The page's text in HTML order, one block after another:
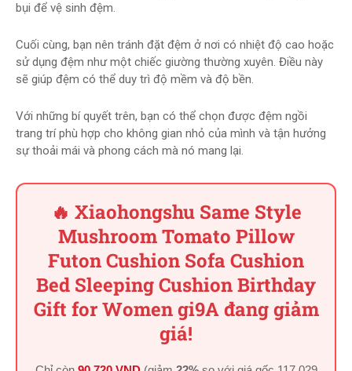
bụi để vệ sinh đệm.
Cuối cùng, bạn nên tránh đặt đệm ở nơi có nhiệt độ cao hoặc
sử dụng đệm như một chiếc giường thường xuyên. Điều này
sẽ giúp đệm có thể duy trì độ mềm và độ bền.
Với những bí quyết trên, bạn có thể chọn được đệm ngồi
trang trí phù hợp cho không gian nhỏ của mình và tận hưởng
sự thoải mái và phong cách mà nó mang lại.
🔥 Xiaohongshu Same Style
Mushroom Tomato Pillow
Futon Cushion Sofa Cushion
Bed Sleeping Cushion Birthday
Gift for Women gi9A đang giảm
giá!